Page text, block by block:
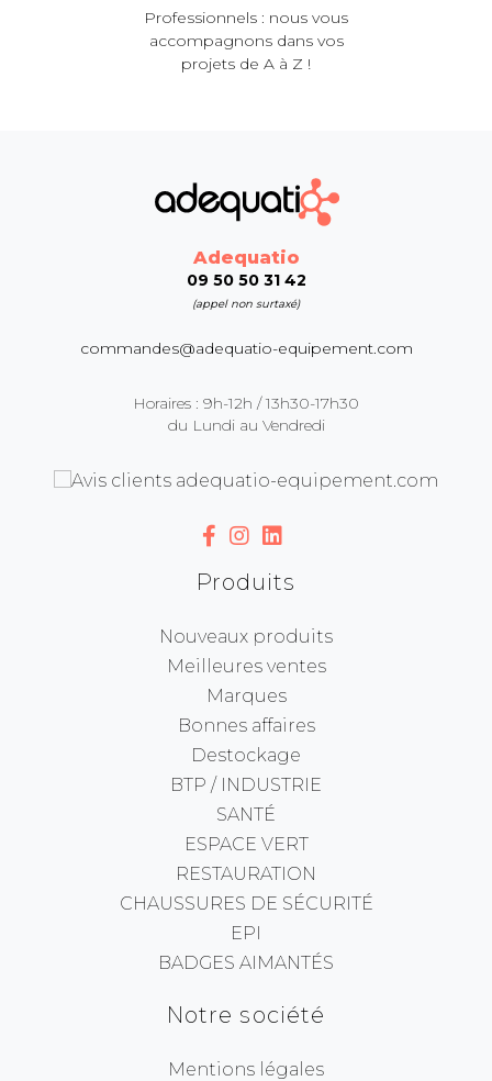
Professionnels : nous vous
accompagnons dans vos
projets de A à Z !
Adequatio
09 50 50 31 42
(appel non surtaxé)
commandes@adequatio-equipement.com
Horaires : 9h-12h / 13h30-17h30
du Lundi au Vendredi
Produits
Nouveaux produits
Meilleures ventes
Marques
Bonnes affaires
Destockage
BTP / INDUSTRIE
SANTÉ
ESPACE VERT
RESTAURATION
CHAUSSURES DE SÉCURITÉ
EPI
BADGES AIMANTÉS
Notre société
Mentions légales